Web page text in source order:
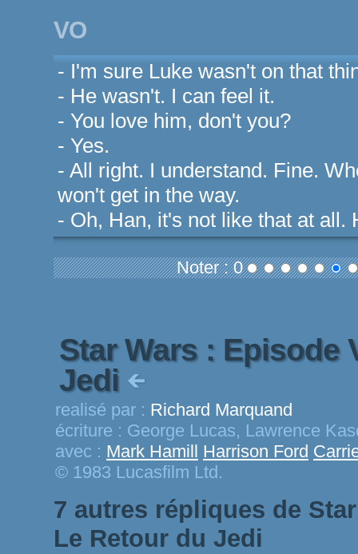
VO
- I'm sure Luke wasn't on that
- He wasn't. I can feel it.
- You love him, don't you?
- Yes.
- All right. I understand. Fine.
won't get in the way.
- Oh, Han, it's not like that at all.
Noter : 0
Star Wars : Episode
Jedi
realisé par : Richard Marquand
écriture : George Lucas, Lawrence
avec : Mark Hamill Harrison Ford
© 1983 Lucasfilm Ltd.
7 autres répliques de
Le Retour du Jedi